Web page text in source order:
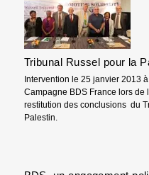
Tribunal Russel pour la
Intervention le 25 janvier 2013
Campagne BDS France lors de
restitution des conclusions du
Palestin.